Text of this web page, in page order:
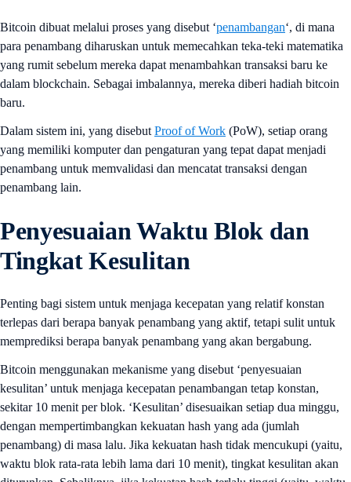
Bitcoin dibuat melalui proses yang disebut ‘penambangan‘, di mana
para penambang diharuskan untuk memecahkan teka-teki matematika
yang rumit sebelum mereka dapat menambahkan transaksi baru ke
dalam blockchain. Sebagai imbalannya, mereka diberi hadiah bitcoin
baru.
Dalam sistem ini, yang disebut Proof of Work (PoW), setiap orang
yang memiliki komputer dan pengaturan yang tepat dapat menjadi
penambang untuk memvalidasi dan mencatat transaksi dengan
penambang lain.
Penyesuaian Waktu Blok dan
Tingkat Kesulitan
Penting bagi sistem untuk menjaga kecepatan yang relatif konstan
terlepas dari berapa banyak penambang yang aktif, tetapi sulit untuk
memprediksi berapa banyak penambang yang akan bergabung.
Bitcoin menggunakan mekanisme yang disebut ‘penyesuaian
kesulitan’ untuk menjaga kecepatan penambangan tetap konstan,
sekitar 10 menit per blok. ‘Kesulitan’ disesuaikan setiap dua minggu,
dengan mempertimbangkan kekuatan hash yang ada (jumlah
penambang) di masa lalu. Jika kekuatan hash tidak mencukupi (yaitu,
waktu blok rata-rata lebih lama dari 10 menit), tingkat kesulitan akan